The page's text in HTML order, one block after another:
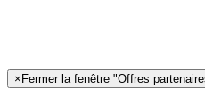
× Fermer la fenêtre "Offres